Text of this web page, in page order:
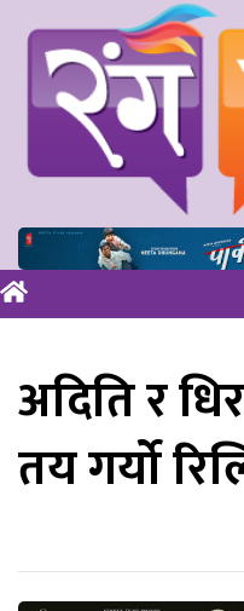
अदिति र
तय गर्यो